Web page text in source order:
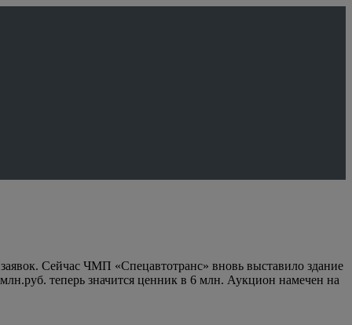
Сейчас ЧМП «Спецавтотранс» вновь выставило здание
теперь значится ценник в 6 млн. Аукцион намечен на